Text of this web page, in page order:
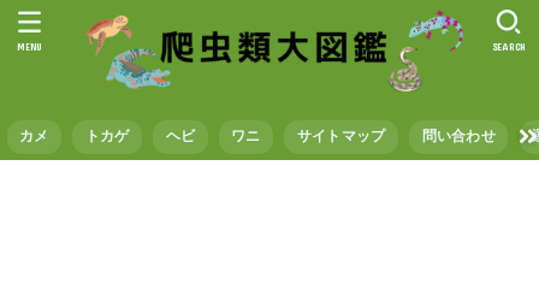
カメ トカゲ ヘビ ワニ サイトマップ 問い合わせ
SEARCH
MENU